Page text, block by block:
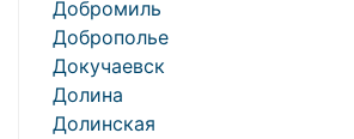
Добромиль
Доброполье
Докучаевск
Долина
Долинская